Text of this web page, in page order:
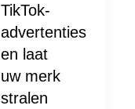
TikTok-
advertenties
en laat
uw merk
stralen